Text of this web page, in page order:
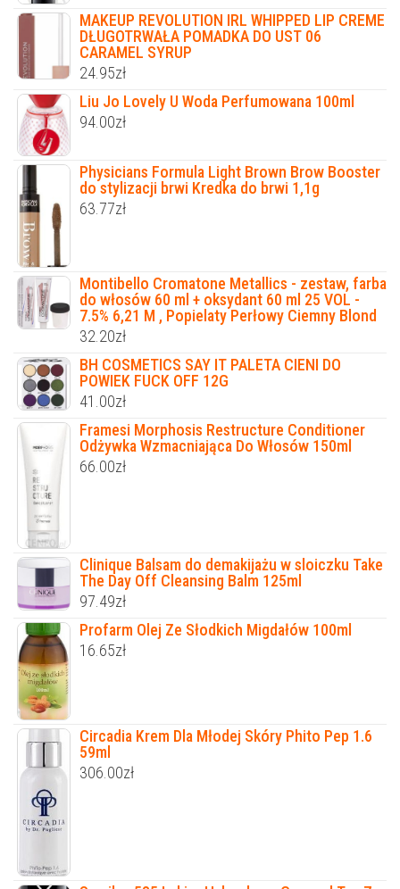
MAKEUP REVOLUTION IRL WHIPPED LIP CREME
DŁUGOTRWAŁA POMADKA DO UST 06
CARAMEL SYRUP
24.95zł
Liu Jo Lovely U Woda Perfumowana 100ml
94.00zł
Physicians Formula Light Brown Brow Booster
do stylizacji brwi Kredka do brwi 1,1g
63.77zł
Montibello Cromatone Metallics - zestaw, farba
do włosów 60 ml + oksydant 60 ml 25 VOL -
7.5% 6,21 M , Popielaty Perłowy Ciemny Blond
32.20zł
BH COSMETICS SAY IT PALETA CIENI DO
POWIEK FUCK OFF 12G
41.00zł
Framesi Morphosis Restructure Conditioner
Odżywka Wzmacniająca Do Włosów 150ml
66.00zł
Clinique Balsam do demakijażu w sloiczku Take
The Day Off Cleansing Balm 125ml
97.49zł
Profarm Olej Ze Słodkich Migdałów 100ml
16.65zł
Circadia Krem Dla Młodej Skóry Phito Pep 1.6
59ml
306.00zł